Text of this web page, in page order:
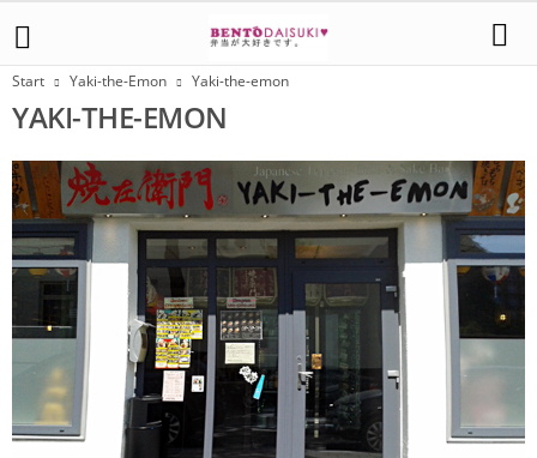
Start Yaki-the-Emon Yaki-the-emon
YAKI-THE-EMON